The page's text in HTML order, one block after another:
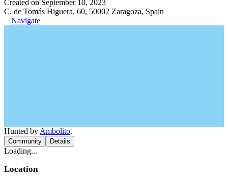
Created on September 10, 2023
C. de Tomás Higuera, 60, 50002 Zaragoza, Spain
Navigate
Hunted by Ambolito.
Community Details
Loading...
Location